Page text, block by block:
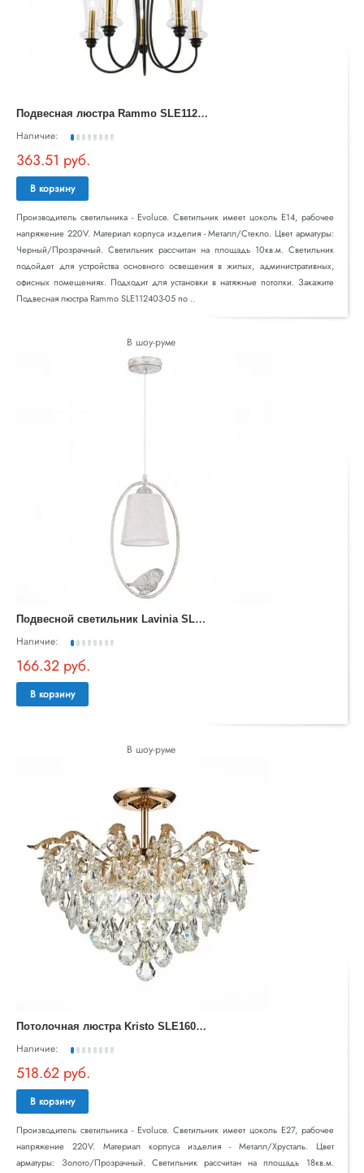
П
одвесная люстра Rammo SLE112403-05
Наличие:
363.51 руб.
В корзину
Производитель светильника - Evoluce. Светильник имеет цоколь E14, рабочее
напряжение 220V. Материал корпуса изделия - Металл/Стекло. Цвет арматуры:
Черный/Прозрачный. Светильник рассчитан на площадь 10кв.м. Светильник
подойдет для устройства основного освещения в жилых, административных,
офисных помещениях. Подходит для установки в натяжные потолки. Закажите
Подвесная люстра Rammo SLE112403-05 по ..
В шоу-руме
П
одвесной светильник Lavinia SLE1155-503-01
Наличие:
166.32 руб.
В корзину
В шоу-руме
П
отолочная люстра Kristo SLE160202-06
Наличие:
518.62 руб.
В корзину
Производитель светильника - Evoluce. Светильник имеет цоколь E27, рабочее
напряжение 220V. Материал корпуса изделия - Металл/Хрусталь. Цвет
арматуры: Золото/Прозрачный. Светильник рассчитан на площадь 18кв.м.